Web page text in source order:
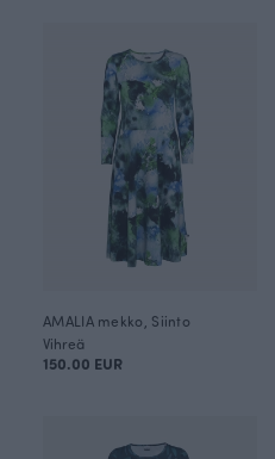
AMALIA mekko, Siinto
Vihreä
150.00 EUR